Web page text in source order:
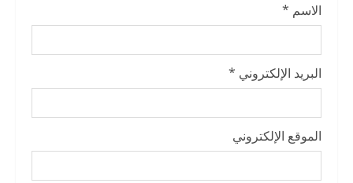
الاسم *
البريد الإلكتروني *
الموقع الإلكتروني